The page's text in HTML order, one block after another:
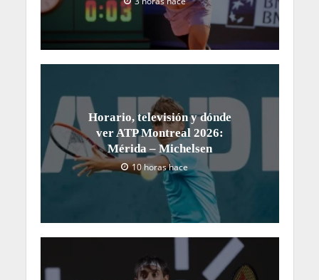
Horario, televisión y dónde
ver ATP Montreal 2026:
Mérida – Michelsen
10 horas hace